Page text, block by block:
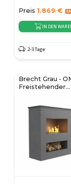
Preis 1.869 €
IN DEN
2-3 Tage
Brecht Grau -
Freistehender